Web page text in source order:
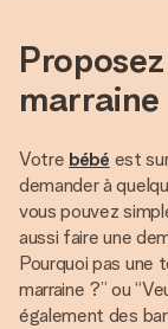
marraine
Votre bébé est
demander à
vous pouvez
aussi faire une
Pourquoi pas une
marraine ?” ou
également des